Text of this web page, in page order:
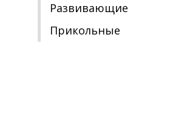
Развивающие
Прикольные